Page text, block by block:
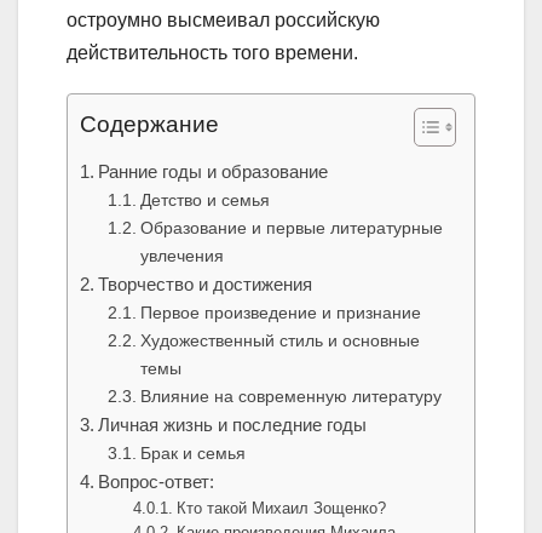
остроумно высмеивал российскую
действительность того времени.
Содержание
Ранние годы и образование
Детство и семья
Образование и первые литературные
увлечения
Творчество и достижения
Первое произведение и признание
Художественный стиль и основные
темы
Влияние на современную литературу
Личная жизнь и последние годы
Брак и семья
Вопрос-ответ:
Кто такой Михаил Зощенко?